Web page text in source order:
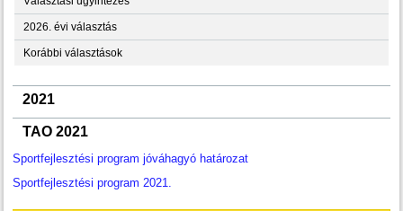
2026. évi választás
Korábbi választások
2021
TAO 2021
Sportfejlesztési program jóváhagyó határozat
Sportfejlesztési program 2021.